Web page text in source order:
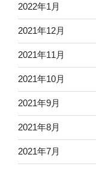
2022年1月
2021年12月
2021年11月
2021年10月
2021年9月
2021年8月
2021年7月